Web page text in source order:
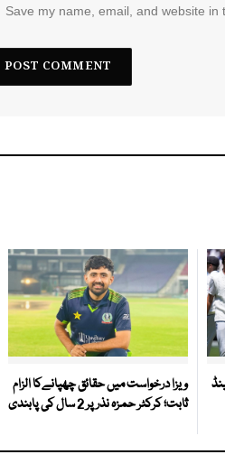
Save my name, email, and website
ویزا درخواست میں حقائق چھپانےکا الزام
ثابت؛ کرکٹر حمزہ نذر پر 2 سال کی پابندی